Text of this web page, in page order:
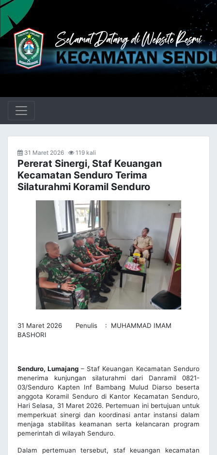
31 Maret 2026 119 kali
Pererat Sinergi, Staf Keuangan
Kecamatan Senduro Terima
Silaturahmi Koramil Senduro
31 Maret 2026 Penulis : MUHAMMAD IMAM
BASHORI
Senduro, Lumajang – Staf Keuangan Kecamatan Senduro
menerima kunjungan silaturahmi dari Danramil 0821-
03/Senduro Kapten Inf Bambang Mulud Diarso beserta
anggota Koramil Senduro di Kantor Kecamatan Senduro,
Hari Selasa, 31 Maret 2026. Pertemuan ini bertujuan untuk
memperkuat sinergi dan koordinasi antar instansi dalam
menjaga stabilitas keamanan serta kelancaran program
pemerintah di wilayah Senduro.
Dalam pertemuan tersebut, staf keuangan kecamatan